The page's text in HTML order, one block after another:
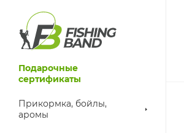
Подарочные
сертификаты
Прикормка, бойлы,
аромы